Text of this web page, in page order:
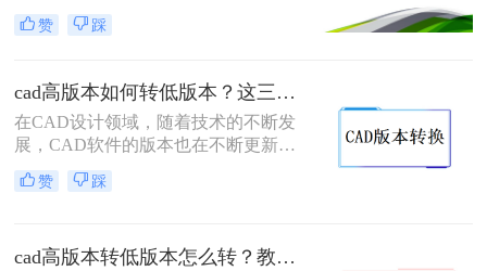
存在差异，有时需要将高版本的CAD
文件转换为低版本以确保其能在特定
如何把cad高版本转为低版本呢？以下
是一些常用的方法来实现CAD高版本
到低版本的转换。
赞 踩
cad高版本如何转低版本？这三种方法很好用！
在CAD设计领域，随着技术的不断发
展，CAD软件的版本也在不断更新。
然而，由于各种原因，我们有时需要
将高版本的CAD文件转换为低版本，
转低版本呢？本文将详细介绍CAD高
赞 踩
cad高版本转低版本怎么转？教你3个小妙招轻松搞定！